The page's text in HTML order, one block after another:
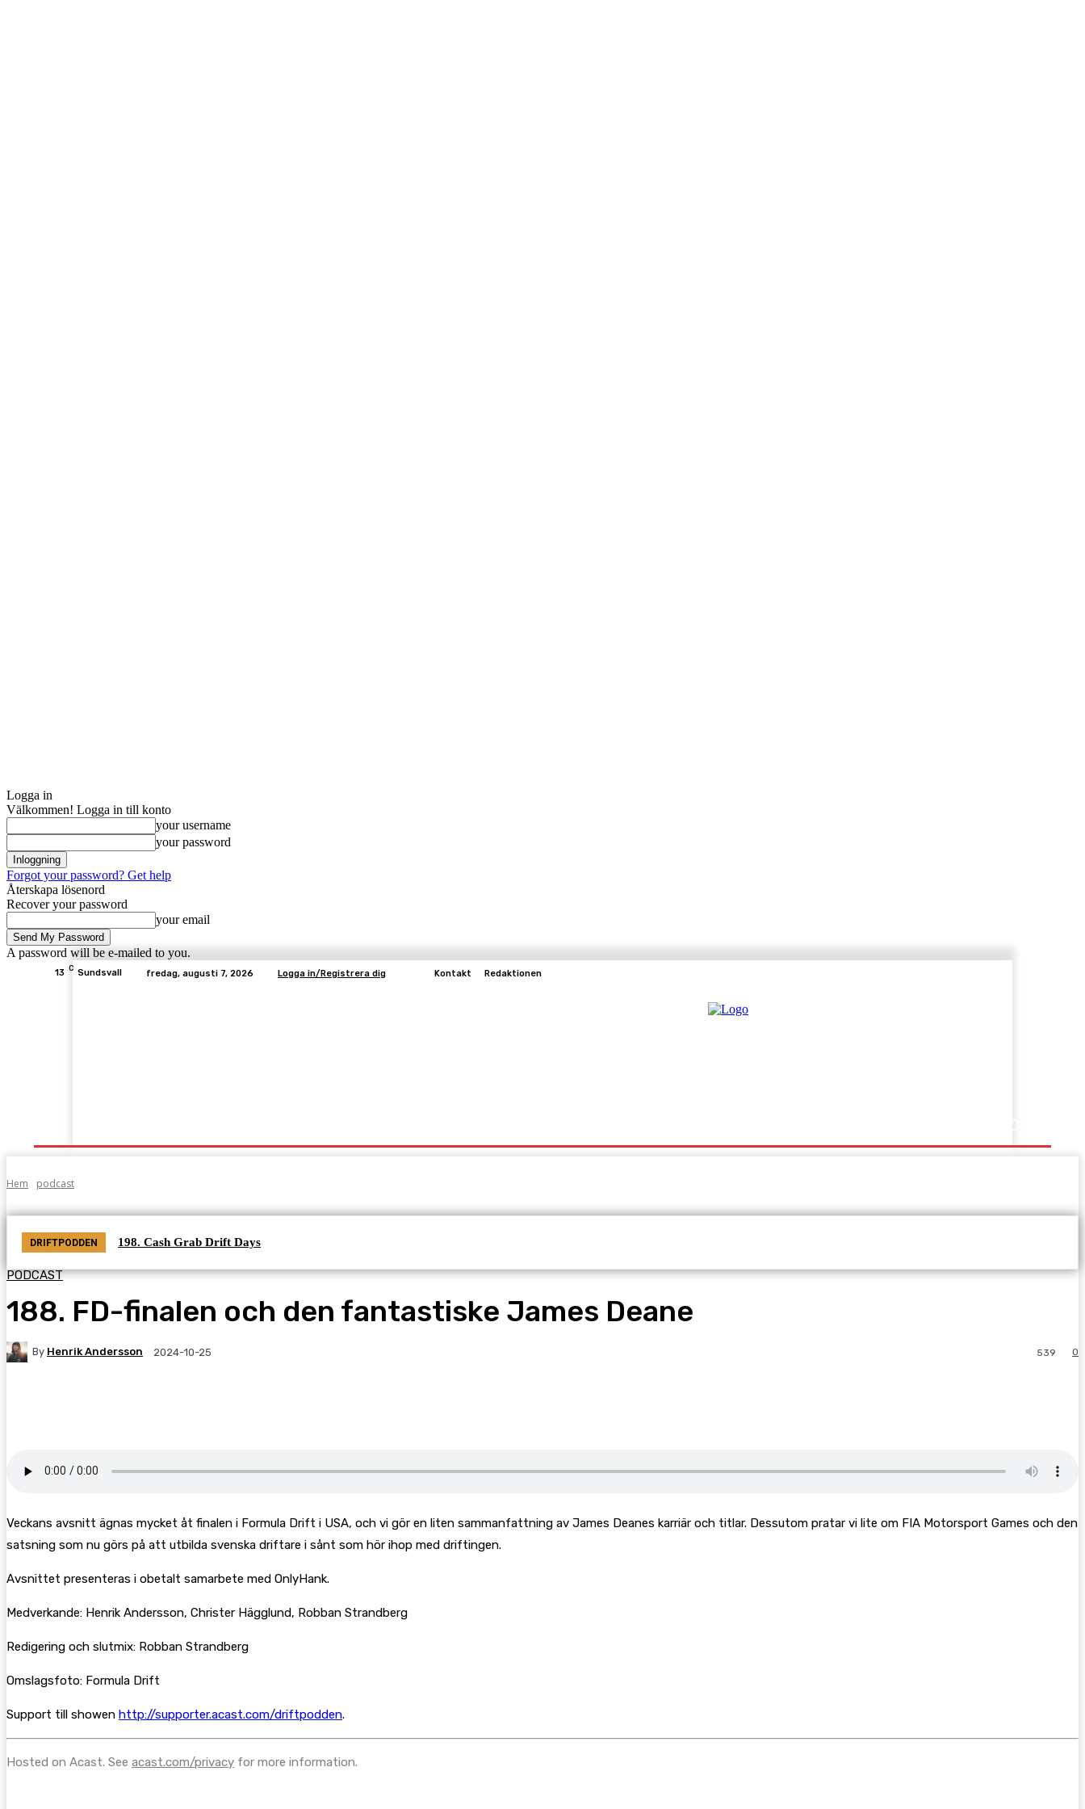
Logga in
Välkommen! Logga in till konto
your username
your password
Forgot your password? Get help
Återskapa lösenord
Recover your password
your email
A password will be e-mailed to you.
13 C Sundsvall fredag, augusti 7, 2026 Logga in/Registrera dig Kontakt Redaktionen
Hem podcast
DRIFTPODDEN 198. Cash Grab Drift Days
PODCAST
188. FD-finalen och den fantastiske James Deane
By Henrik Andersson 2024-10-25 0
539
Veckans avsnitt ägnas mycket åt finalen i Formula Drift i USA, och vi gör en liten sammanfattning av James Deanes karriär och titlar. Dessutom pratar vi lite om FIA Motorsport Games och den
satsning som nu görs på att utbilda svenska driftare i sånt som hör ihop med driftingen.
Avsnittet presenteras i obetalt samarbete med OnlyHank.
Medverkande: Henrik Andersson, Christer Hägglund, Robban Strandberg
Redigering och slutmix: Robban Strandberg
Omslagsfoto: Formula Drift
Support till showen http://supporter.acast.com/driftpodden.
Hosted on Acast. See acast.com/privacy for more information.